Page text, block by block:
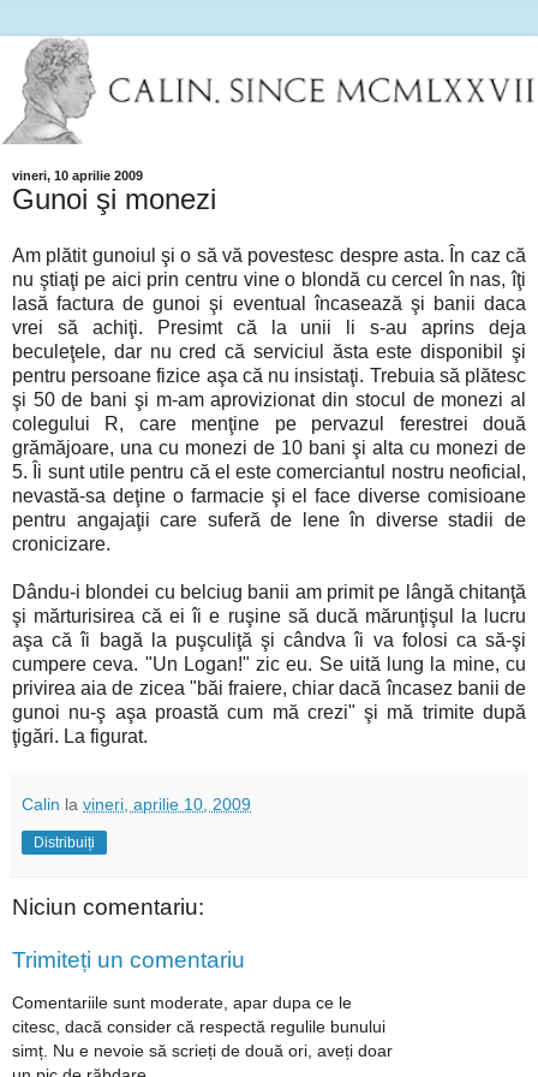
vineri, 10 aprilie 2009
Gunoi şi monezi
Am plătit gunoiul şi o să vă povestesc despre asta. În caz că
nu ştiaţi pe aici prin centru vine o blondă cu cercel în nas, îţi
lasă factura de gunoi şi eventual încasează şi banii daca
vrei să achiţi. Presimt că la unii li s-au aprins deja
beculeţele, dar nu cred că serviciul ăsta este disponibil şi
pentru persoane fizice aşa că nu insistaţi. Trebuia să plătesc
şi 50 de bani şi m-am aprovizionat din stocul de monezi al
colegului R, care menţine pe pervazul ferestrei două
grămăjoare, una cu monezi de 10 bani şi alta cu monezi de
5. Îi sunt utile pentru că el este comerciantul nostru neoficial,
nevastă-sa deţine o farmacie şi el face diverse comisioane
pentru angajaţii care suferă de lene în diverse stadii de
cronicizare.
Dându-i blondei cu belciug banii am primit pe lângă chitanţă
şi mărturisirea că ei îi e ruşine să ducă mărunţişul la lucru
aşa că îi bagă la puşculiţă şi cândva îi va folosi ca să-şi
cumpere ceva. "Un Logan!" zic eu. Se uită lung la mine, cu
privirea aia de zicea "băi fraiere, chiar dacă încasez banii de
gunoi nu-ş aşa proastă cum mă crezi" şi mă trimite după
ţigări. La figurat.
Calin la vineri, aprilie 10, 2009
Distribuiți
Niciun comentariu:
Trimiteți un comentariu
Comentariile sunt moderate, apar dupa ce le
citesc, dacă consider că respectă regulile bunului
simț. Nu e nevoie să scrieți de două ori, aveți doar